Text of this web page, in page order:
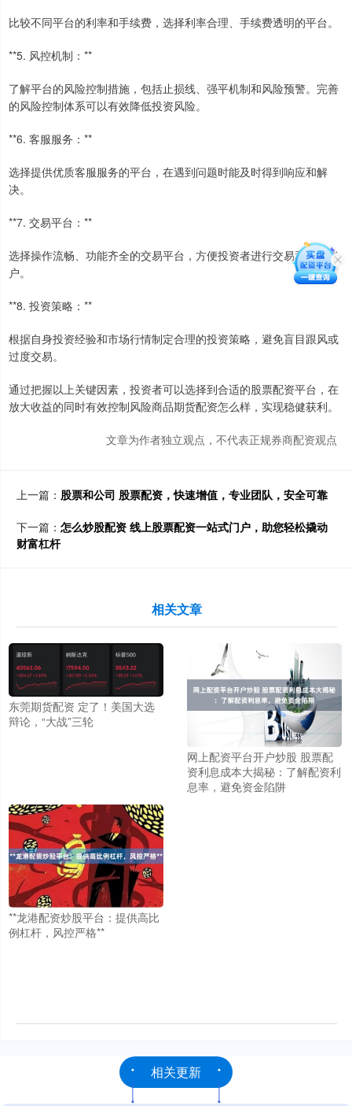
比较不同平台的利率和手续费，选择利率合理、手续费透明的平台。
**5. 风控机制：**
了解平台的风险控制措施，包括止损线、强平机制和风险预警。完善
的风险控制体系可以有效降低投资风险。
**6. 客服服务：**
选择提供优质客服服务的平台，在遇到问题时能及时得到响应和解
决。
**7. 交易平台：**
选择操作流畅、功能齐全的交易平台，方便投资者进行交易和管理账
户。
**8. 投资策略：**
根据自身投资经验和市场行情制定合理的投资策略，避免盲目跟风或
过度交易。
通过把握以上关键因素，投资者可以选择到合适的股票配资平台，在
放大收益的同时有效控制风险商品期货配资怎么样，实现稳健获利。
文章为作者独立观点，不代表正规券商配资观点
上一篇： 股票和公司 股票配资，快速增值，专业团队，安全可靠
下一篇： 怎么炒股配资 线上股票配资一站式门户，助您轻松撬动
财富杠杆
相关文章
东莞期货配资 定了！美国大选
辩论，“大战”三轮
网上配资平台开户炒股 股票配
资利息成本大揭秘：了解配资利
息率，避免资金陷阱
**龙港配资炒股平台：提供高比
例杠杆，风控严格**
相关更新